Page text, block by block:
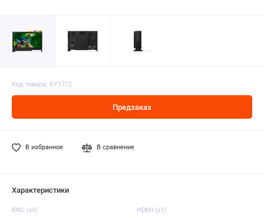
Код товара: SY1712
Предзаказ
В избранное В сравнение
Характеристики
BNC (x4) HDMI (x1)